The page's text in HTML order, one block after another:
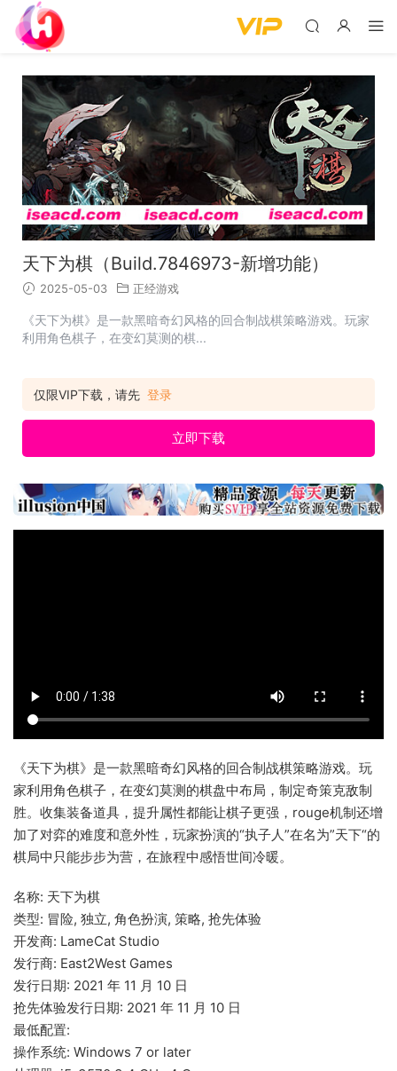
天下为棋（Build.7846973-新增功能）
2025-05-03 正经游戏
《天下为棋》是一款黑暗奇幻风格的回合制战棋策略游戏。玩家
利用角色棋子，在变幻莫测的棋...
仅限VIP下载，请先 登录
立即下载
《天下为棋》是一款黑暗奇幻风格的回合制战棋策略游戏。玩
家利用角色棋子，在变幻莫测的棋盘中布局，制定奇策克敌制
胜。收集装备道具，提升属性都能让棋子更强，rouge机制还增
加了对弈的难度和意外性，玩家扮演的“执子人”在名为”天下“的
棋局中只能步步为营，在旅程中感悟世间冷暖。
名称: 天下为棋
类型: 冒险, 独立, 角色扮演, 策略, 抢先体验
开发商: LameCat Studio
发行商: East2West Games
发行日期: 2021 年 11 月 10 日
抢先体验发行日期: 2021 年 11 月 10 日
最低配置:
操作系统: Windows 7 or later